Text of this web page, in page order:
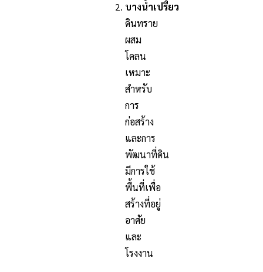
บางน้ำเปรี้ยว
ดินทราย
ผสม
โคลน
เหมาะ
สำหรับ
การ
ก่อสร้าง
และการ
พัฒนาที่ดิน
มีการใช้
พื้นที่เพื่อ
สร้างที่อยู่
อาศัย
และ
โรงงาน